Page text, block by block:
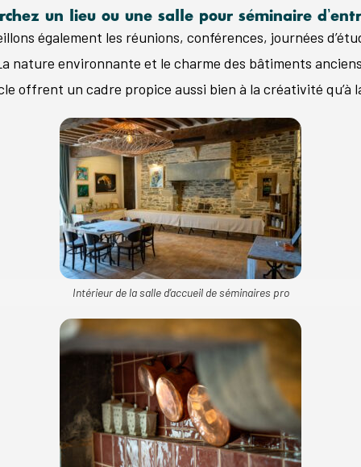
un lieu ou une salle pour séminaire
également les réunions, conférences, journées
nature environnante et le charme des bâtiments
offrent un cadre propice aussi bien à la créativité qu’à
Intérieur de la salle d’accueil de séminaires pro